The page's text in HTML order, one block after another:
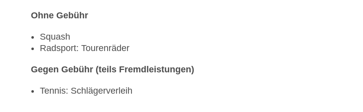
Ohne Gebühr
Squash
Radsport: Tourenräder
Gegen Gebühr (teils Fremdleistungen)
Tennis: Schlägerverleih